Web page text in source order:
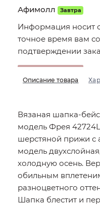
Афимолл Завтра
Информация носит
точное время вам
подтверждении
Описание товара
Вязаная шапка-
модель Фрея
шерстяной прижи с
модель
холодную осень.
обильным
разноцветного
Шапка блестит и